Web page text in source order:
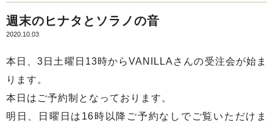
週末のヒナタとソラノの音
2020.10.03
本日、3日土曜日13時からVANILLAさんの受注会が始ま
ります。
本日はご予約制となっております。
明日、日曜日は16時以降ご予約なしでご覧いただけま